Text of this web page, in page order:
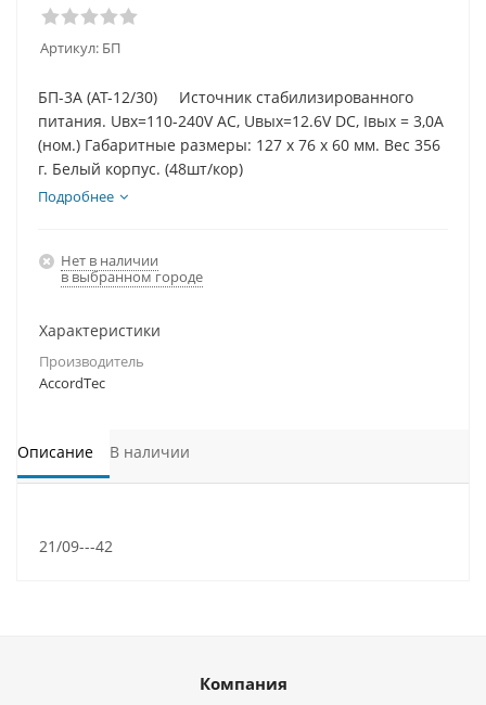
Артикул: БП
БП-3А (АТ-12/30) Источник стабилизированного
питания. Uвх=110-240V AC, Uвых=12.6V DC, Iвых = 3,0A
(ном.) Габаритные размеры: 127 х 76 х 60 мм. Вес 356
г. Белый корпус. (48шт/кор)
Подробнее
Нет в наличии
в выбранном городе
Характеристики
Производитель
AccordТec
Описание В наличии
21/09---42
Компания